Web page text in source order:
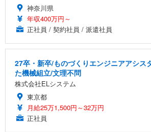
神奈川県
年収400万円～
正社員 / 契約社員 / 派遣社員
27卒・新卒/ものづくりエンジニアアシス
た機械組立/文理不問
株式会社ELシステム
東京都
月給25万1,500円～32万円
正社員